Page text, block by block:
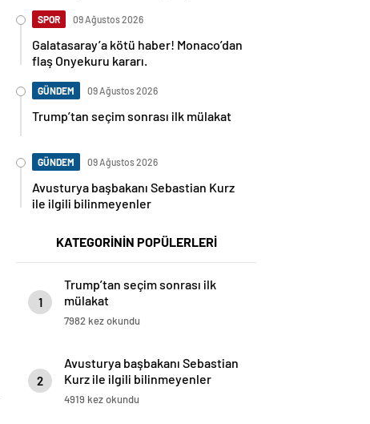
SPOR 09 Ağustos 2026
Galatasaray’a kötü haber! Monaco’dan
flaş Onyekuru kararı.
GÜNDEM 09 Ağustos 2026
Trump’tan seçim sonrası ilk mülakat
GÜNDEM 09 Ağustos 2026
Avusturya başbakanı Sebastian Kurz
ile ilgili bilinmeyenler
KATEGORİNİN POPÜLERLERİ
1
Trump’tan seçim sonrası ilk
mülakat
7982 kez okundu
2
Avusturya başbakanı Sebastian
Kurz ile ilgili bilinmeyenler
4919 kez okundu